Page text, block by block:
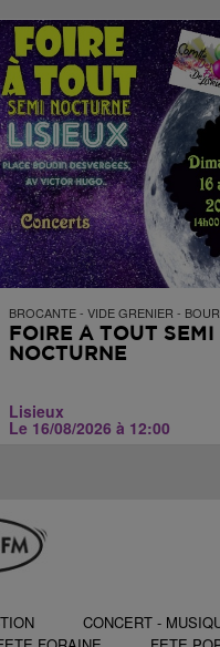
BROCANTE - VIDE GRENIER -
FOIRE À TOUT SEMI
NOCTURNE
Lisieux
Le 16/08/2026 à 12:00
CONCERT -